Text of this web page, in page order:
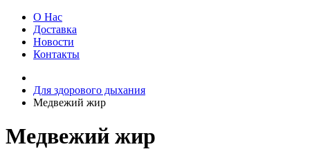
О Нас
Доставка
Новости
Контакты
Для здорового дыхания
Медвежий жир
Медвежий жир